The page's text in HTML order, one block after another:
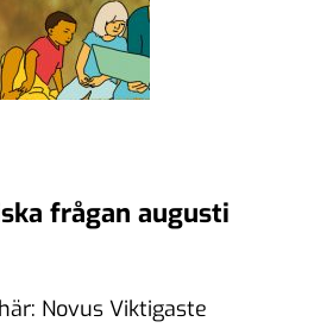
frågan augusti
Novus Viktigaste